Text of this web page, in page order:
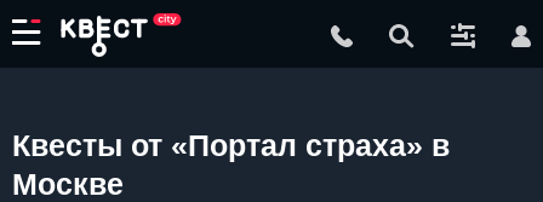
Квесты от «Портал страха» в
Москве